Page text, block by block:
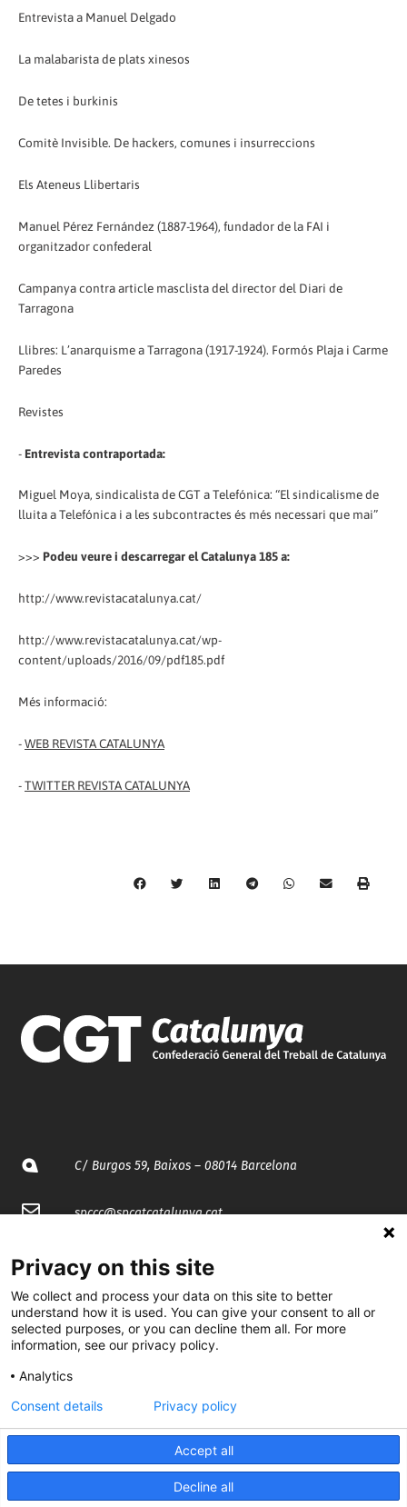
Entrevista a Manuel Delgado
La malabarista de plats xinesos
De tetes i burkinis
Comitè Invisible. De hackers, comunes i insurreccions
Els Ateneus Llibertaris
Manuel Pérez Fernández (1887-1964), fundador de la FAI i
organitzador confederal
Campanya contra article masclista del director del Diari de
Tarragona
Llibres: L’anarquisme a Tarragona (1917-1924). Formós Plaja i Carme
Paredes
Revistes
- Entrevista contraportada:
Miguel Moya, sindicalista de CGT a Telefónica: “El sindicalisme de
lluita a Telefónica i a les subcontractes és més necessari que mai”
>>> Podeu veure i descarregar el Catalunya 185 a:
http://www.revistacatalunya.cat/
http://www.revistacatalunya.cat/wp-
content/uploads/2016/09/pdf185.pdf
Més informació:
-WEB REVISTA CATALUNYA
-TWITTER REVISTA CATALUNYA
C/ Burgos 59, Baixos – 08014 Barcelona
spccc@spcgtcatalunya.cat
@CGTCatalunya
cgtcatalunya
CGTCatalunya
cgtcatalunya
Desenvolupat per
Privacy on this site
We collect and process your data on this site to better
understand how it is used. You can give your consent to all or
selected purposes, or you can decline them all. For more
information, see our privacy policy.
Analytics
Accept all
Decline all
Consent details Privacy policy